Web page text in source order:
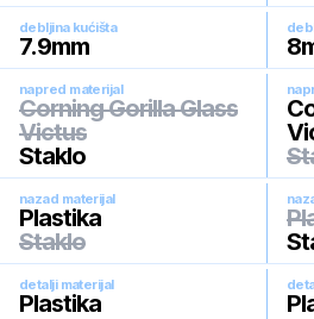
debljina kućišta
7.9mm 8
napred materijal
Corning Gorilla Glass
Victus
Staklo
nazad materijal
Plastika
Staklo
detalji materijal
Plastika